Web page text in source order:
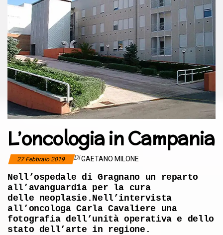
L’oncologia in Campania
27 Febbraio 2019 DiGAETANO MILONE
Nell’ospedale di Gragnano un reparto
all’avanguardia per la cura
delle neoplasie. Nell’intervista
all’oncologa Carla Cavaliere una
fotografia dell’unità operativa e dello
stato dell’arte in regione.